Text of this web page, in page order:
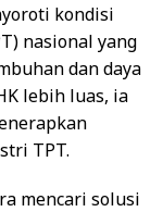
kondisi
nasional yang
dan daya
lebih luas, ia
TPT.
mencari solusi